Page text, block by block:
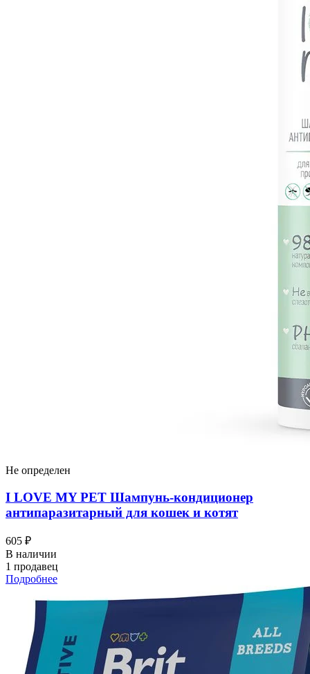
Не определен
I LOVЕ MY PET Шампунь-кондиционер
антипаразитарный для кошек и котят
605 ₽
В наличии
1 продавец
Подробнее